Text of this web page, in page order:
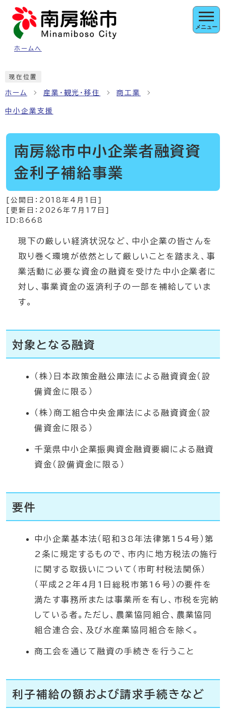
ページの先頭です
ホームへ
メニュー
現在位置
ホーム 産業・観光・移住 商工業
中小企業支援
南房総市中小企業者融資資
金利子補給事業
[公開日： 2018年4月1日
[更新日： 2026年7月17日
ID:8668
現下の厳しい経済状況など、中小企業の皆さんを
取り巻く環境が依然として厳しいことを踏まえ、事
業活動に必要な資金の融資を受けた中小企業者に
対し、事業資金の返済利子の一部を補給していま
す。
対象となる融資
（株）日本政策金融公庫法による融資資金（設
備資金に限る）
（株）商工組合中央金庫法による融資資金（設
備資金に限る）
千葉県中小企業振興資金融資要綱による融資
資金（設備資金に限る）
要件
中小企業基本法（昭和38年法律第154号）第
2条に規定するもので、市内に地方税法の施行
に関する取扱いについて（市町村税法関係）
（平成22年4月1日総税市第16号）の要件を
満たす事務所または事業所を有し、市税を完納
している者。ただし、農業協同組合、農業協同
組合連合会、及び水産業協同組合を除く。
商工会を通じて融資の手続きを行うこと
利子補給の額および請求手続きなど